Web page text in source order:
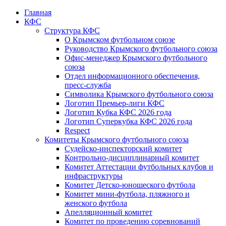
Главная
КФС
Структура КФС
О Крымском футбольном союзе
Руководство Крымского футбольного союза
Офис-менеджер Крымского футбольного
союза
Отдел информационного обеспечения,
пресс-служба
Символика Крымского футбольного союза
Логотип Премьер-лиги КФС
Логотип Кубка КФС 2026 года
Логотип Суперкубка КФС 2026 года
Respect
Комитеты Крымского футбольного союза
Судейско-инспекторский комитет
Контрольно-дисциплинарный комитет
Комитет Аттестации футбольных клубов и
инфраструктуры
Комитет Детско-юношеского футбола
Комитет мини-футбола, пляжного и
женского футбола
Апелляционный комитет
Комитет по проведению соревнований